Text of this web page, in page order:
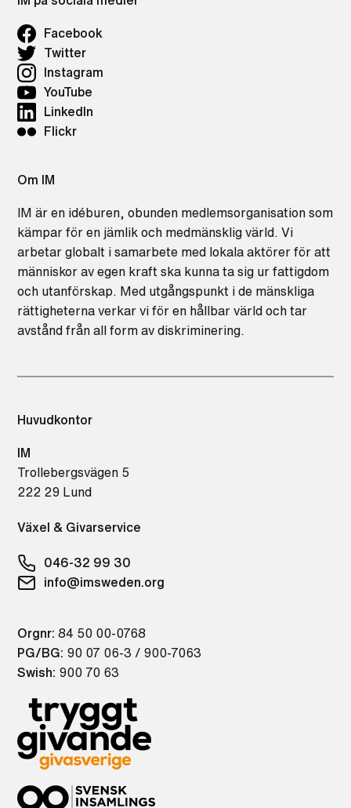
Facebook
Twitter
Instagram
YouTube
LinkedIn
Flickr
Om IM
IM är en idéburen, obunden medlemsorganisation som
kämpar för en jämlik och medmänsklig värld. Vi
arbetar globalt i samarbete med lokala aktörer för att
människor av egen kraft ska kunna ta sig ur fattigdom
och utanförskap. Med utgångspunkt i de mänskliga
rättigheterna verkar vi för en hållbar värld och tar
avstånd från all form av diskriminering.
Huvudkontor
IM
Trollebergsvägen 5
222 29 Lund
Växel & Givarservice
046-32 99 30
info@imsweden.org
Orgnr: 84 50 00-0768
PG/BG: 90 07 06-3 / 900-7063
Swish: 900 70 63